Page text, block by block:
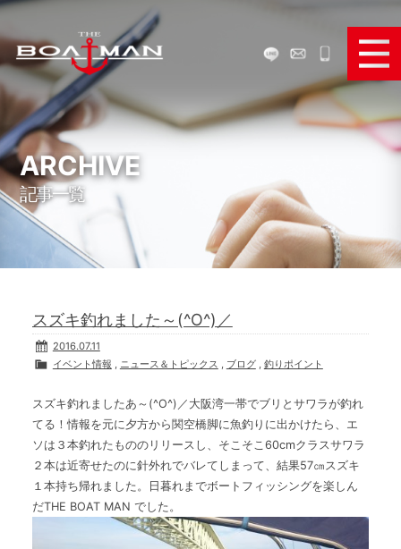
ボートで遊ぶ
ボートを買う
ボートを売る
ボートパーツ販売
お役立ち情報
The Boat Manとは
ARCHIVE
記事一覧
スズキ釣れました～(^O^)／
2016.07.11
イベント情報
ニュース＆トピックス ブログ, 釣りポイント
スズキ釣れましたあ～(^O^)／大阪湾一帯でブリとサワラが釣れ
てる！情報を元に夕方から関空橋脚に魚釣りに出かけたら、エ
ソは３本釣れたもののリリースし、そこそこ60cmクラスサワラ
２本は近寄せたのに針外れでバレてしまって、結果57㎝スズキ
１本持ち帰れました。日暮れまでボートフィッシングを楽しん
だTHE BOAT MAN でした。